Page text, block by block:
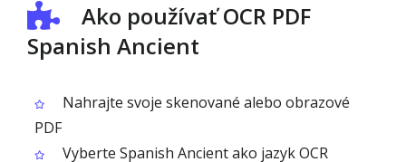
Ako používať OCR PDF
Spanish Ancient
Nahrajte svoje skenované alebo obrazové
PDF
Vyberte Spanish Ancient ako jazyk OCR